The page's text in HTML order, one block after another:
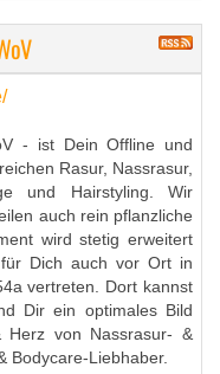
- ist Dein Offline und
Rasur, Nassrasur,
und Hairstyling. Wir
auch rein pflanzliche
wird stetig erweitert
Dich auch vor Ort in
vertreten. Dort kannst
Dir ein optimales Bild
Herz von Nassrasur- &
Bodycare-Liebhaber.